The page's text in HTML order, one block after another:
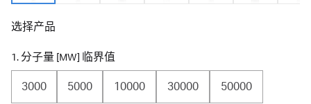
选择产品
1. 分子量 [MW] 临界值
3000 5000 10000 30000 50000